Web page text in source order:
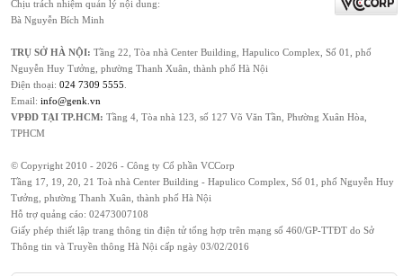
Chịu trách nhiệm quản lý nội dung:
Bà Nguyễn Bích Minh
TRỤ SỞ HÀ NỘI: Tầng 22, Tòa nhà Center Building, Hapulico Complex, Số 01, phố
Nguyễn Huy Tưởng, phường Thanh Xuân, thành phố Hà Nội
Điện thoại: 024 7309 5555
Email: info@genk.vn
VPĐD TẠI TP.HCM: Tầng 4, Tòa nhà 123, số 127 Võ Văn Tần, Phường Xuân Hòa,
TPHCM
© Copyright 2010 - 2026 - Công ty Cổ phần VCCorp
Tầng 17, 19, 20, 21 Toà nhà Center Building - Hapulico Complex, Số 01, phố Nguyễn Huy
Tưởng, phường Thanh Xuân, thành phố Hà Nội
Hỗ trợ quảng cáo: 02473007108
Giấy phép thiết lập trang thông tin điện tử tổng hợp trên mạng số 460/GP-TTĐT do Sở
Thông tin và Truyền thông Hà Nội cấp ngày 03/02/2016